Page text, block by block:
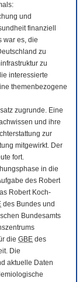
und
finanziell
war es, die
zu
zu
interessierte
themenbezogene
zugrunde. Eine
und ihre
zur
mitgewirkt. Der
fort.
in die
des Robert
Robert Koch-
des Bundes und
Bundesamts
die GBE des
Die
aktuelle Daten